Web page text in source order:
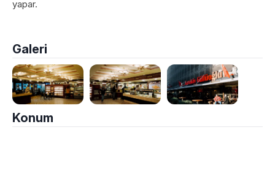
yapar.
Galeri
Konum